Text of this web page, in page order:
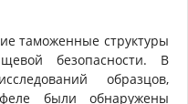
таможенные структуры
безопасности. В
образцов,
были обнаружены